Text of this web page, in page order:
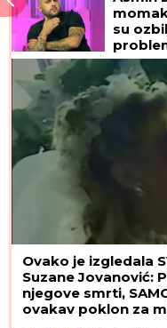
su
Ovako je izgledala
Suzane Jovanović:
njegove smrti,
ovakav poklon za